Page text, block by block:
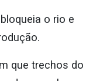
o rio e
que trechos do